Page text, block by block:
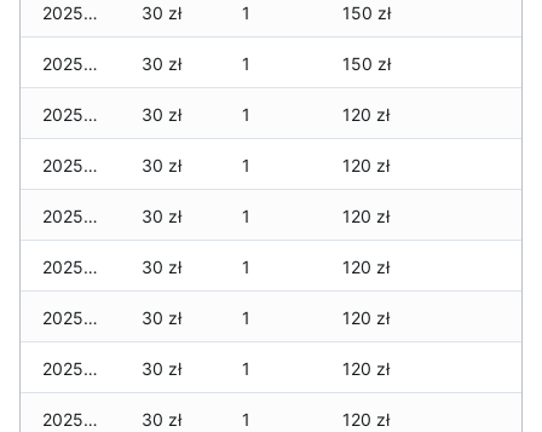
2025-12-25 30 zł 1 150 zł
2025-12-24 30 zł 1 150 zł
2025-12-23 30 zł 1 120 zł
2025-12-22 30 zł 1 120 zł
2025-12-21 30 zł 1 120 zł
2025-12-20 30 zł 1 120 zł
2025-12-19 30 zł 1 120 zł
2025-12-18 30 zł 1 120 zł
2025-12-17 30 zł 1 120 zł